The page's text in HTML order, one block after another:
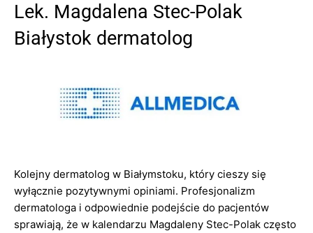
Lek. Magdalena Stec-Polak
Białystok dermatolog
Kolejny dermatolog w Białymstoku, który cieszy się
wyłącznie pozytywnymi opiniami. Profesjonalizm
dermatologa i odpowiednie podejście do pacjentów
sprawiają, że w kalendarzu Magdaleny Stec-Polak często